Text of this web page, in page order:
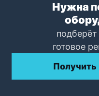
Нужна
готовое
Получить